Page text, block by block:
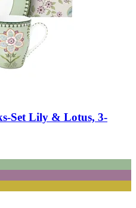
​Set Lily & Lotus, 3-​